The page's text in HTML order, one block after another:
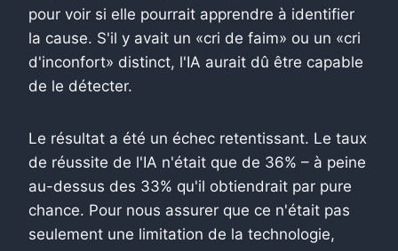
pour voir si elle pourrait apprendre à identifier
la cause. S'il y avait un «cri de faim» ou un «cri
d'inconfort» distinct, l'IA aurait dû être capable
de le détecter.
Le résultat a été un échec retentissant. Le taux
de réussite de l'IA n'était que de 36% – à peine
au-dessus des 33% qu'il obtiendrait par pure
chance. Pour nous assurer que ce n'était pas
seulement une limitation de la technologie,